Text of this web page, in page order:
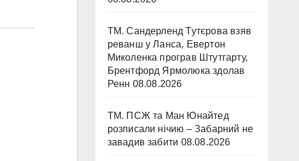
ТМ. Сандерленд Тутєрова взяв
реванш у Ланса, Евертон
Миколенка програв Штутгарту,
Брентфорд Ярмолюка здолав
Ренн 08.08.2026
ТМ. ПСЖ та Ман Юнайтед
розписали нічию – Забарний не
завадив забити 08.08.2026